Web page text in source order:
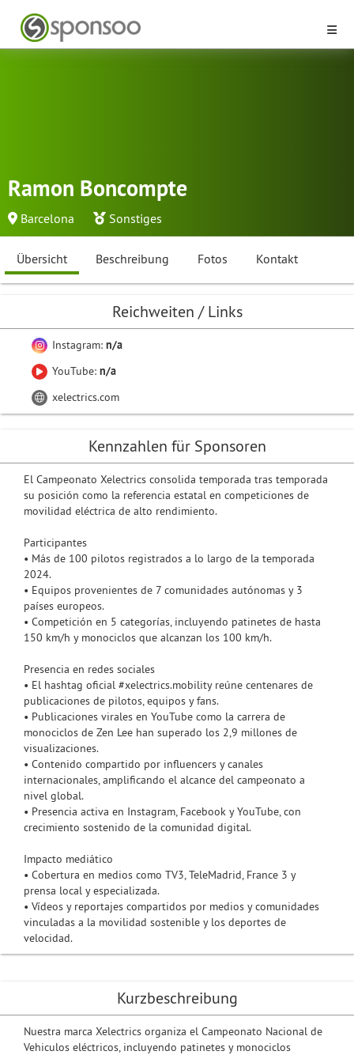
Ramon Boncompte
Barcelona Sonstiges
Übersicht Beschreibung Fotos Kontakt
Kurzbeschreibung
Nuestra marca Xelectrics organiza el Campeonato Nacional de
Vehiculos eléctricos, incluyendo patinetes y monociclos
Reichweiten / Links
Instagram: n/a
YouTube: n/a
xelectrics.com
Kennzahlen für Sponsoren
El Campeonato Xelectrics consolida temporada tras temporada
su posición como la referencia estatal en competiciones de
movilidad eléctrica de alto rendimiento.
Participantes
• Más de 100 pilotos registrados a lo largo de la temporada
2024.
• Equipos provenientes de 7 comunidades autónomas y 3
países europeos.
• Competición en 5 categorías, incluyendo patinetes de hasta
150 km/h y monociclos que alcanzan los 100 km/h.
Presencia en redes sociales
• El hashtag oficial #xelectrics.mobility reúne centenares de
publicaciones de pilotos, equipos y fans.
• Publicaciones virales en YouTube como la carrera de
monociclos de Zen Lee han superado los 2,9 millones de
visualizaciones.
• Contenido compartido por influencers y canales
internacionales, amplificando el alcance del campeonato a
nivel global.
• Presencia activa en Instagram, Facebook y YouTube, con
crecimiento sostenido de la comunidad digital.
Impacto mediático
• Cobertura en medios como TV3, TeleMadrid, France 3 y
prensa local y especializada.
• Vídeos y reportajes compartidos por medios y comunidades
vinculadas a la movilidad sostenible y los deportes de
velocidad.